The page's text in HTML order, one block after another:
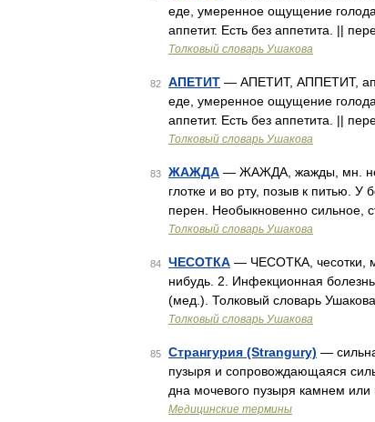
еде, умеренное ощущение
аппетит. Есть без аппетита. ||
Толковый словарь Ушакова
82 АПЕТИТ — АПЕТИТ, АППЕТИТ,
еде, умеренное ощущение
аппетит. Есть без аппетита. ||
Толковый словарь Ушакова
83 ЖАЖДА — ЖАЖДА, жажды, мн.
глотке и во рту, позыв к питью.
перен. Необыкновенно сильное,
Толковый словарь Ушакова
84 ЧЕСОТКА — ЧЕСОТКА, чесотки,
нибудь. 2. Инфекционная
(мед.). Толковый словарь
Толковый словарь Ушакова
85 Странгурия (Strangury) —
пузыря и сопровождающаяся
дна мочевого пузыря камнем
Медицинские термины